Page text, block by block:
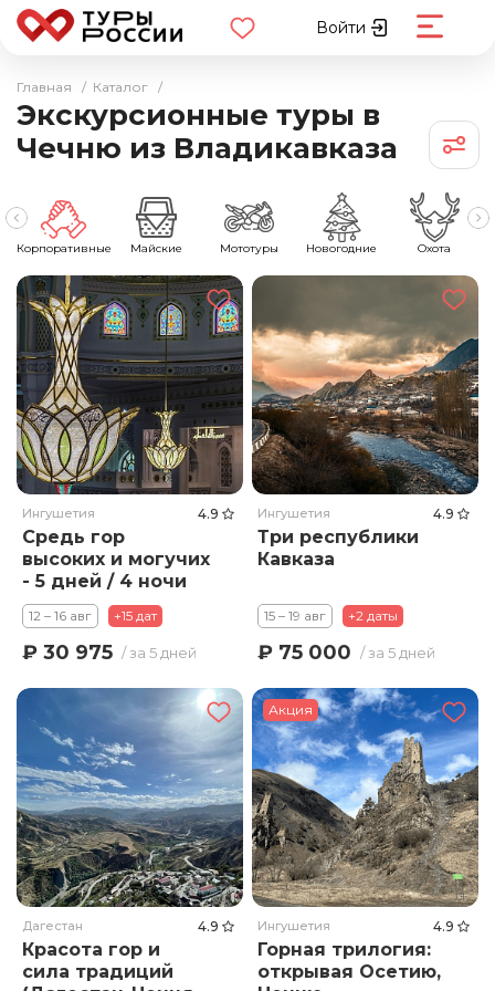
Войти
Главная / Каталог /
Экскурсионные туры в
Чечню из Владикавказа
Корпоративные Майские Мототуры Новогодние Охота
Ингушетия 4.9
Средь гор
высоких и могучих
- 5 дней / 4 ночи
12 – 16 авг +15 дат
₽ 30 975 / за 5 дней
Ингушетия 4.9
Три республики
Кавказа
15 – 19 авг +2 даты
₽ 75 000 / за 5 дней
Дагестан 4.9
Красота гор и
сила традиций
Акция
Ингушетия 4.9
Горная трилогия:
открывая Осетию,